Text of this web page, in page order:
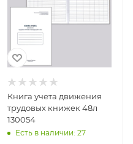
Книга учета движения
трудовых книжек 48л
130054
Есть в наличии: 27